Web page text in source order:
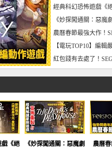
宅速配20230126
經典科幻恐怖遊戲《
懼體驗-電玩宅速配
《妙探闖通關：惡
到!!-電玩宅速配
農曆春節最強大作！
電玩宅速配20230123
【電玩TOP10】編
了，封面圖直接雷你
紅包錢有去處了！
宅速配20230119
戲《絕
《妙探闖通關：惡魔劇
農曆